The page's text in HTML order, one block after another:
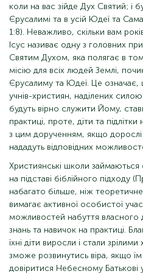
коли на вас зійде Дух Святий; і
Єрусалимі та в усій Юдеї та
1:8). Неважливо, скільки вам
Ісус називає одну з головних
Святим Духом, яка полягає в
місію для всіх людей Землі,
Єрусалиму та Юдеї. Це означає,
учнів-християн, наділених
будуть вірно служити Йому,
практиці, проте, діти та
з цим дорученням, якщо дорослі
нададуть відповідних
Християнські школи
на підставі біблійного підходу
набагато більше, ніж
вимагає активної особистої
можливостей набуття власного
знань та навичок на практиці.
їхні діти виросли і стали
зможе розвинутись віра, якщо
довіритися Небесному Батькові